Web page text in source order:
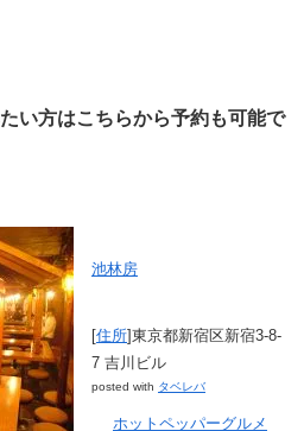
い方はこちらから予約も可能で
池林房
[住所]東京都新宿区新宿3-8-
7 吉川ビル
posted with タベレバ
ホットペッパーグルメ